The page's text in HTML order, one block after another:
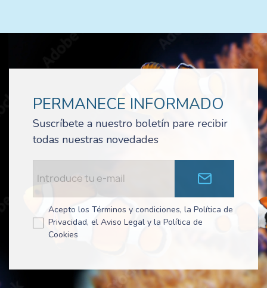
PERMANECE INFORMADO
Suscríbete a nuestro boletín pare recibir
todas nuestras novedades
Acepto los Términos y condiciones, la Política de
Privacidad, el Aviso Legal y la Política de
Cookies